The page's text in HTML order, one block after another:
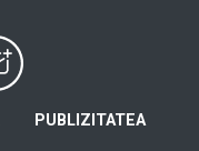
PUBLIZITATEA